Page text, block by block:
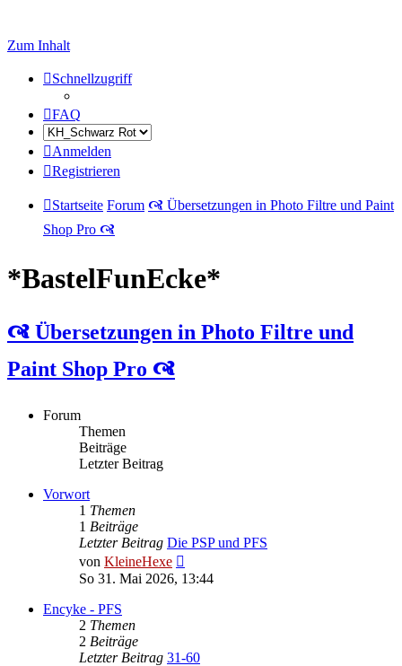
Zum Inhalt
Schnellzugriff
FAQ
Anmelden
Registrieren
Startseite Forum 🙧 Übersetzungen in Photo Filtre und Paint
Shop Pro 🙧
*BastelFunEcke*
🙧 Übersetzungen in Photo Filtre und
Paint Shop Pro 🙧
Forum
Themen
Beiträge
Letzter Beitrag
Vorwort
1 Themen
1 Beiträge
Letzter Beitrag Die PSP und PFS
von KleineHexe
Beitrag
So 31. Mai 2026, 13:44
Encyke - PFS
2 Themen
2 Beiträge
Letzter Beitrag 31-60